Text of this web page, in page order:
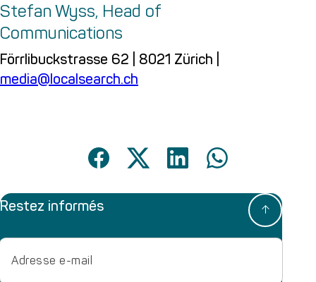
Stefan Wyss, Head of
Communications
Förrlibuckstrasse 62 | 8021 Zürich |
media@localsearch.ch
Restez informés
Adresse
mail